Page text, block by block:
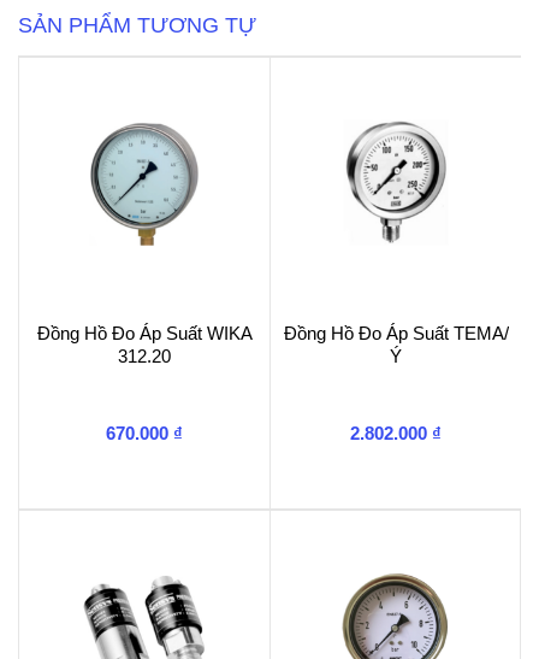
bottom
0
–
SẢN PHẨM TƯƠNG TỰ
Đồng Hồ Đo Áp Suất WIKA
312.20
670.000 ₫
Đồng Hồ Đo Áp Suất TEMA/
Ý
2.802.000 ₫